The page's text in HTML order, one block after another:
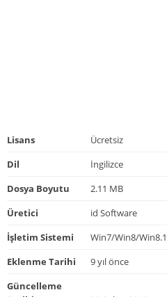
Lisans
Ücretsiz
Dil
İngilizce
Dosya Boyutu
2.11 MB
Üretici
id Software
İşletim Sistemi
Win7/Win8/
Eklenme Tarihi
9 yıl önce
Güncelleme